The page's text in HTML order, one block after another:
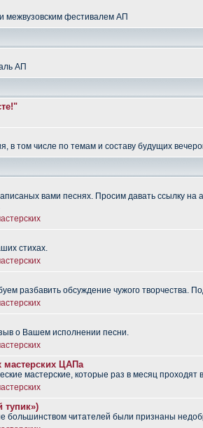
межвузовским фестивалем АП
АП
в том числе по темам и составу будущих
вами песнях. Просим давать ссылку на
стихах.
разбавить обсуждение чужого творчества.
о Вашем исполнении песни.
мастерских ЦАПа
мастерские, которые раз в месяц проходят
тупик»)
большинством читателей были признаны